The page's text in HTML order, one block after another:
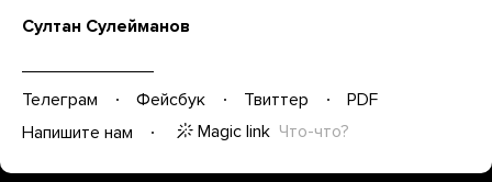
Султан Сулейманов
Телеграм Фейсбук Твиттер
PDF
Напишите нам
Magic link Что-что?